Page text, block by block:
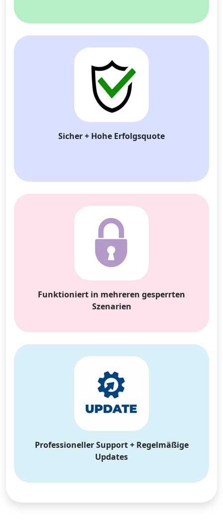
Sicher + Hohe Erfolgsquote
Funktioniert in mehreren gesperrten
Szenarien
Professioneller Support + Regelmäßige
Updates
Tiếng Việt
日本
Español
Português
Français
Suomalainen
Ελληνικά
हिंदी